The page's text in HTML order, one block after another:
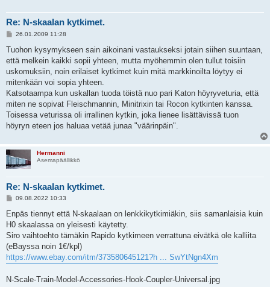
Re: N-skaalan kytkimet.
V
e
t
i
26.01.2009 11:28
Tuohon kysymykseen sain aikoinani vastaukseksi jotain siihen suuntaan,
että melkein kaikki sopii yhteen, mutta myöhemmin olen tullut toisiin
uskomuksiin, noin erilaiset kytkimet kuin mitä markkinoilta löytyy ei
mitenkään voi sopia yhteen.
Katsotaampa kun uskallan tuoda töistä nuo pari Katon höyryveturia, että
miten ne sopivat Fleischmannin, Minitrixin tai Rocon kytkinten kanssa.
Toisessa veturissa oli irrallinen kytkin, joka lienee lisättävissä tuon
höyryn eteen jos haluaa vetää junaa "väärinpäin".
Hermanni
Asemapäällikkö
Re: N-skaalan kytkimet.
V
e
s
t
i
09.08.2022 10:33
Enpäs tiennyt että N-skaalaan on lenkkikytkimiäkin, siis samanlaisia kuin
H0 skaalassa on yleisesti käytetty.
Siro vaihtoehto tämäkin Rapido kytkimeen verrattuna eivätkä ole kalliita
(eBayssa noin 1€/kpl)
https://www.ebay.com/itm/373580645121?h ... SwYtNgn4Xm
N-Scale-Train-Model-Accessories-Hook-Coupler-Universal.jpg